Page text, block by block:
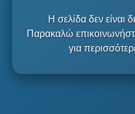
Η σελίδα δεν είναι
Παρακαλώ
για